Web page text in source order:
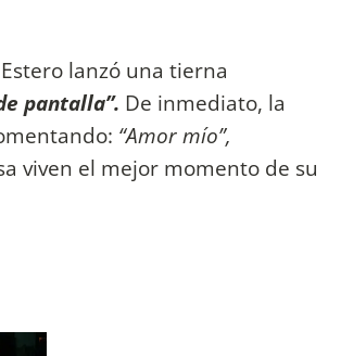
lanzó una tierna
pantalla”. De inmediato, la
“Amor mío”,
viven el mejor momento de su